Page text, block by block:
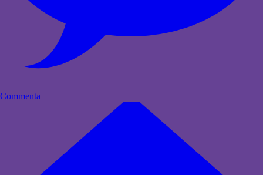
Commenta